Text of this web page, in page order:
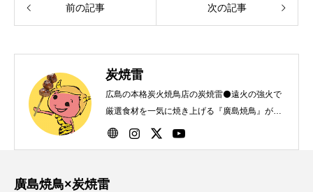
前の記事 次の記事
炭焼雷
広島の本格炭火焼鳥店の炭焼雷⚫️遠火の強火で
厳選食材を一気に焼き上げる『廣島焼鳥』が自
慢です！
廣島焼鳥×炭焼雷